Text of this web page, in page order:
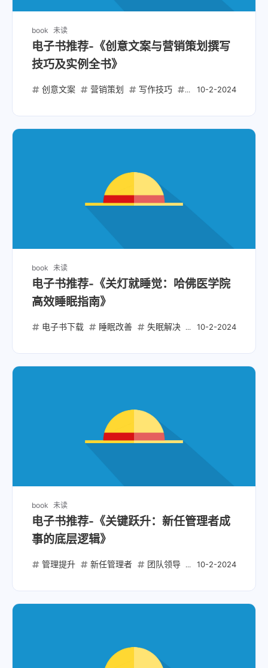
book 未读
电子书推荐-《创意文案与营销策划撰写
技巧及实例全书》
10-2-2024
创意文案 营销策划 写作技巧 实用指南 萧潇
book 未读
电子书推荐-《关灯就睡觉：哈佛医学院
高效睡眠指南》
10-2-2024
电子书下载 睡眠改善 失眠解决 哈佛医学院
book 未读
电子书推荐-《关键跃升：新任管理者成
事的底层逻辑》
10-2-2024
管理提升 新任管理者 团队领导 管理心法